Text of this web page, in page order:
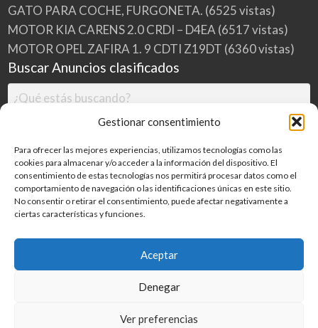
Gestionar consentimiento
Para ofrecer las mejores experiencias, utilizamos tecnologías como las
cookies para almacenar y/o acceder a la información del dispositivo. El
consentimiento de estas tecnologías nos permitirá procesar datos como el
comportamiento de navegación o las identificaciones únicas en este sitio.
No consentir o retirar el consentimiento, puede afectar negativamente a
ciertas características y funciones.
Aceptar
Denegar
Ver preferencias
GATO PARA COCHE, FURGONETA. (6525 vistas)
MOTOR KIA CARENS 2.0 CRDI – D4EA (6517 vistas)
MOTOR OPEL ZAFIRA 1. 9 CDTI Z19DT (6360 vistas)
Buscar Anuncios clasificados